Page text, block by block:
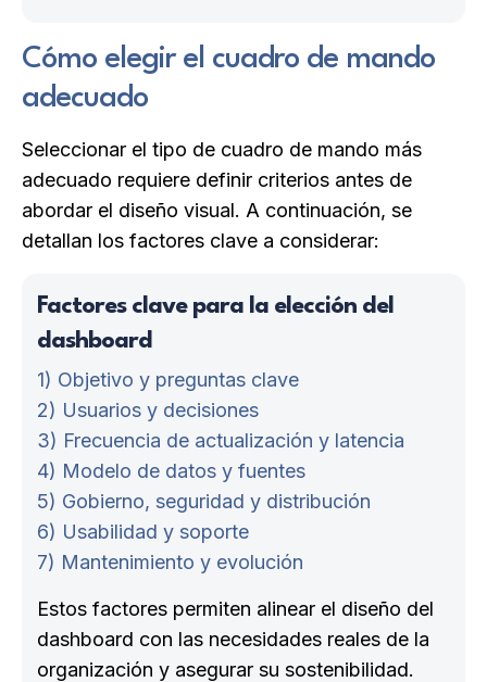
Cómo elegir el cuadro de mando
adecuado
Seleccionar el tipo de cuadro de mando más
adecuado requiere definir criterios antes de
abordar el diseño visual. A continuación, se
detallan los factores clave a considerar:
Factores clave para la elección del
dashboard
1) Objetivo y preguntas clave
2) Usuarios y decisiones
3) Frecuencia de actualización y latencia
4) Modelo de datos y fuentes
5) Gobierno, seguridad y distribución
6) Usabilidad y soporte
7) Mantenimiento y evolución
Estos factores permiten alinear el diseño del
dashboard con las necesidades reales de la
organización y asegurar su sostenibilidad.